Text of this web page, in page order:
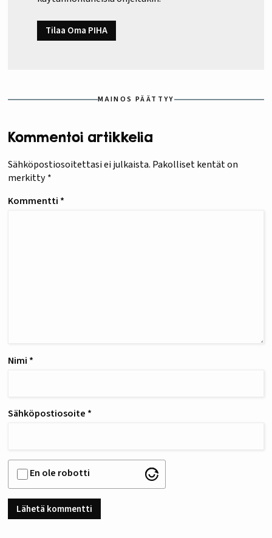
Tilaa Oma PIHA
MAINOS PÄÄTTYY
Kommentoi artikkelia
Sähköpostiosoitettasi ei julkaista. Pakolliset kentät on
merkitty*
Kommentti *
Nimi *
Sähköpostiosoite *
En ole robotti